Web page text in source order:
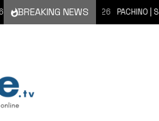
BREAKING NEWS
7 AGOSTO 2026 PACHINO | SI